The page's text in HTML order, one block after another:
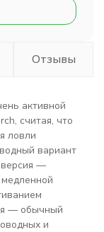
Отзывы
активной
считая, что
ловли
вариант
—
— обычный
и